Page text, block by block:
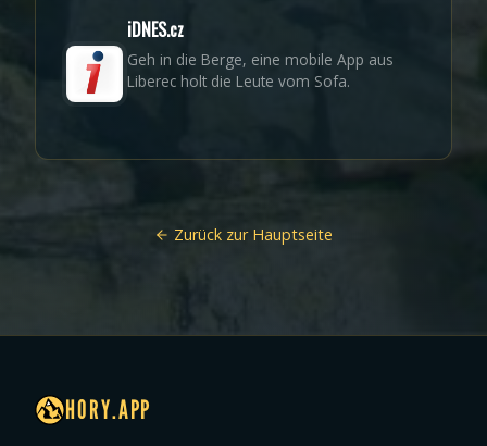
iDNES.cz
Geh in die Berge, eine mobile App aus
Liberec holt die Leute vom Sofa.
Zurück zur Hauptseite
HORY.APP